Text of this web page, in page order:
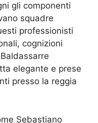
gli componenti
squadre
professionisti
cognizioni
elegante e prese
presso la reggia
Sebastiano